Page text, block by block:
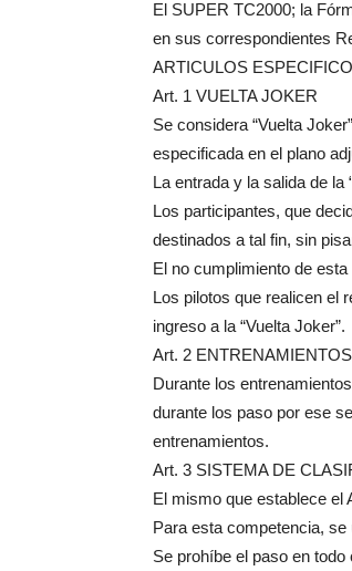
El SUPER TC2000; la
en sus correspondientes
ARTICULOS
Art. 1 VUELTA JOKER
Se considera “Vuelta
especificada en el plano
La entrada y la salida de la
Los participantes, que
destinados a tal fin, sin
El no cumplimiento de
Los pilotos que realicen el
ingreso a la “Vuelta Joker”.
Art. 2 ENTRENAMIENTOS
Durante los
durante los paso por ese
entrenamientos.
Art. 3 SISTEMA DE
El mismo que establece el
Para esta competencia,
Se prohíbe el paso en